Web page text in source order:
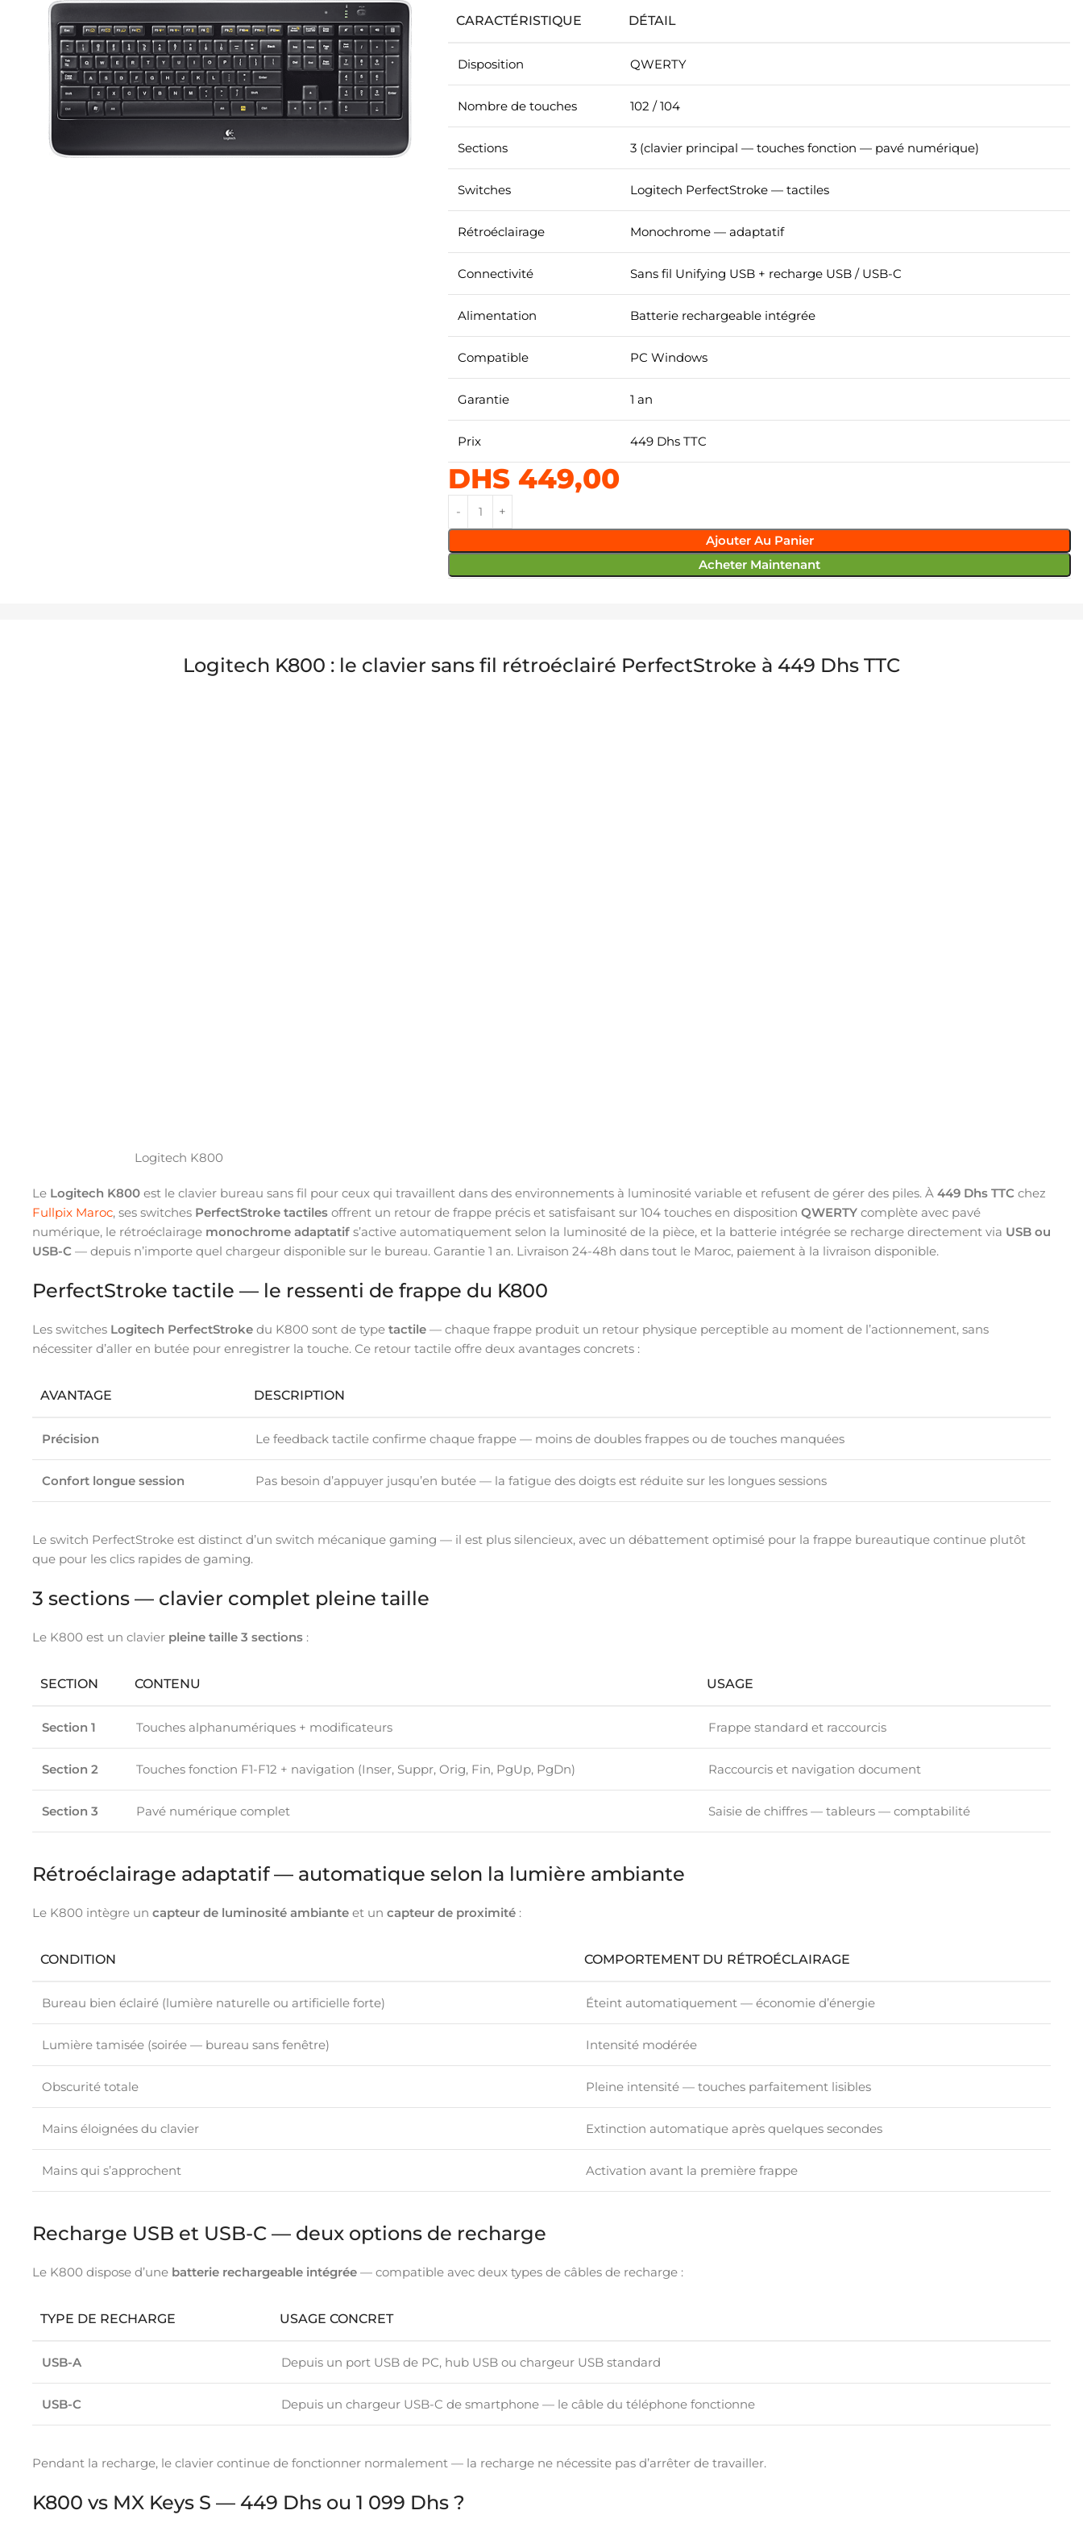
CARACTÉRISTIQUE DÉTAIL
Disposition QWERTY
Nombre de touches 102 / 104
Sections 3 (clavier principal — touches fonction — pavé numérique)
Switches Logitech PerfectStroke — tactiles
Rétroéclairage Monochrome — adaptatif
Connectivité Sans fil Unifying USB + recharge USB / USB-C
Alimentation Batterie rechargeable intégrée
Compatible PC Windows
Garantie 1 an
Prix 449 Dhs TTC
DHS 449,00
Ajouter Au Panier
Acheter Maintenant
Logitech K800 : le clavier sans fil rétroéclairé PerfectStroke à 449 Dhs TTC
Logitech K800
Le Logitech K800 est le clavier bureau sans fil pour ceux qui travaillent dans des environnements à luminosité variable et refusent de gérer des piles. À 449 Dhs TTC chez
Fullpix Maroc, ses switches PerfectStroke tactiles offrent un retour de frappe précis et satisfaisant sur 104 touches en disposition QWERTY complète avec pavé
numérique, le rétroéclairage monochrome adaptatif s’active automatiquement selon la luminosité de la pièce, et la batterie intégrée se recharge directement via USB ou
USB-C — depuis n’importe quel chargeur disponible sur le bureau. Garantie 1 an. Livraison 24-48h dans tout le Maroc, paiement à la livraison disponible.
PerfectStroke tactile — le ressenti de frappe du K800
Les switches Logitech PerfectStroke du K800 sont de type tactile — chaque frappe produit un retour physique perceptible au moment de l’actionnement, sans
nécessiter d’aller en butée pour enregistrer la touche. Ce retour tactile offre deux avantages concrets :
AVANTAGE DESCRIPTION
Précision Le feedback tactile confirme chaque frappe — moins de doubles frappes ou de touches manquées
Confort longue session Pas besoin d’appuyer jusqu’en butée — la fatigue des doigts est réduite sur les longues sessions
Le switch PerfectStroke est distinct d’un switch mécanique gaming — il est plus silencieux, avec un débattement optimisé pour la frappe bureautique continue plutôt
que pour les clics rapides de gaming.
3 sections — clavier complet pleine taille
Le K800 est un clavier pleine taille 3 sections :
SECTION CONTENU USAGE
Section 1 Touches alphanumériques + modificateurs Frappe standard et raccourcis
Section 2 Touches fonction F1-F12 + navigation (Inser, Suppr, Orig, Fin, PgUp, PgDn) Raccourcis et navigation document
Section 3 Pavé numérique complet Saisie de chiffres — tableurs — comptabilité
Rétroéclairage adaptatif — automatique selon la lumière ambiante
Le K800 intègre un capteur de luminosité ambiante et un capteur de proximité :
CONDITION COMPORTEMENT DU RÉTROÉCLAIRAGE
Bureau bien éclairé (lumière naturelle ou artificielle forte) Éteint automatiquement — économie d’énergie
Lumière tamisée (soirée — bureau sans fenêtre) Intensité modérée
Obscurité totale Pleine intensité — touches parfaitement lisibles
Mains éloignées du clavier Extinction automatique après quelques secondes
Mains qui s’approchent Activation avant la première frappe
Recharge USB et USB-C — deux options de recharge
Le K800 dispose d’une batterie rechargeable intégrée — compatible avec deux types de câbles de recharge :
TYPE DE RECHARGE USAGE CONCRET
USB-A Depuis un port USB de PC, hub USB ou chargeur USB standard
USB-C Depuis un chargeur USB-C de smartphone — le câble du téléphone fonctionne
Pendant la recharge, le clavier continue de fonctionner normalement — la recharge ne nécessite pas d’arrêter de travailler.
K800 vs MX Keys S — 449 Dhs ou 1 099 Dhs ?